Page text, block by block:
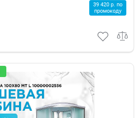
39 420 р. по
промокоду